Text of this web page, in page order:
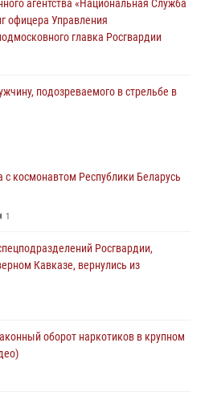
агентства «Национальная Служба
офицера Управления
главка Росгвардии
подозреваемого в стрельбе в
незаконной миграции и
(видео)
на комплексных учениях
космонавтом Республики Беларусь
1
Росгвардии,
Кавказе, вернулись из
оборот наркотиков в крупном